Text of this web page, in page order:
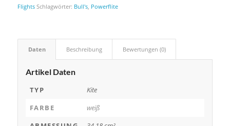
Flights Schlagwörter: Bull's, Powerflite
Daten Beschreibung Bewertungen (0)
Artikel Daten
TYP
Kite
FARBE
weiß